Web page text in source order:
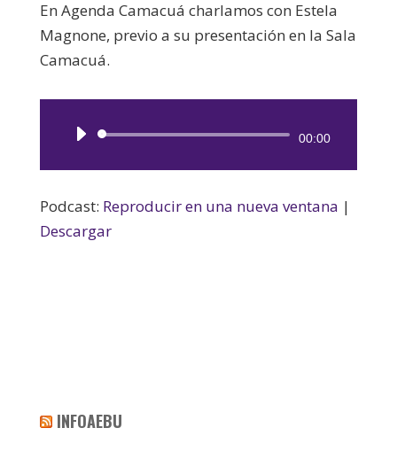
En Agenda Camacuá charlamos con Estela
Magnone, previo a su presentación en la Sala
Camacuá.
Reproductor
00:00
Podcast: Reproducir en una nueva ventana |
Descargar
INFOAEBU